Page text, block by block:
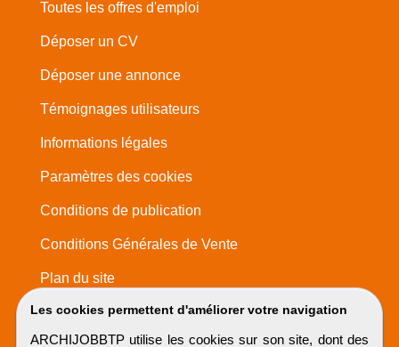
Les cookies permettent d'améliorer votre navigation
ARCHIJOBBTP utilise les cookies sur son site, dont des
Toutes les offres d'emploi
Déposer un CV
Déposer une annonce
Témoignages utilisateurs
Informations légales
Paramètres des cookies
Conditions de publication
Conditions Générales de Vente
Plan du site